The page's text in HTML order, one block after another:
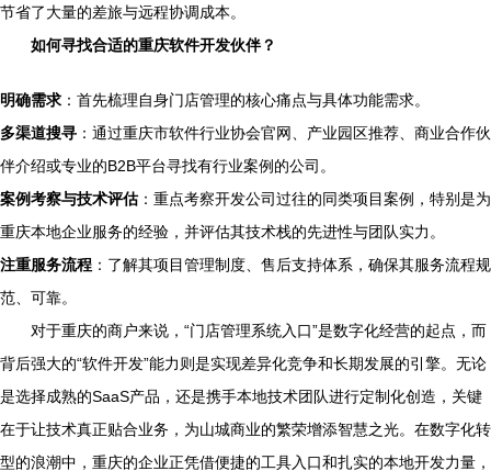
节省了大量的差旅与远程协调成本。
如何寻找合适的重庆软件开发伙伴？
明确需求 ：首先梳理自身门店管理的核心痛点与具体功能需求。
多渠道搜寻 ：通过重庆市软件行业协会官网、产业园区推荐、商业合作伙
伴介绍或专业的B2B平台寻找有行业案例的公司。
案例考察与技术评估：重点考察开发公司过往的同类项目案例，特别是为
重庆本地企业服务的经验，并评估其技术栈的先进性与团队实力。
注重服务流程 ：了解其项目管理制度、售后支持体系，确保其服务流程规
范、可靠。
对于重庆的商户来说，“门店管理系统入口”是数字化经营的起点，而
背后强大的“软件开发”能力则是实现差异化竞争和长期发展的引擎。无论
是选择成熟的SaaS产品，还是携手本地技术团队进行定制化创造，关键
在于让技术真正贴合业务，为山城商业的繁荣增添智慧之光。在数字化转
型的浪潮中，重庆的企业正凭借便捷的工具入口和扎实的本地开发力量，